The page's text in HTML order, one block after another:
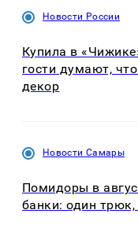
Новости России
Купила в
гости думают,
декор
Новости Самары
Помидоры в
банки: один трюк,